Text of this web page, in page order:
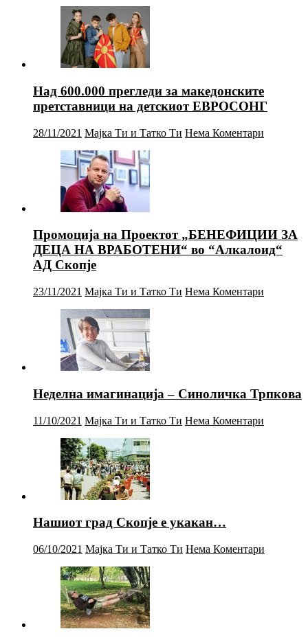
Над 600.000 прегледи за македонските
претставници на детскиот ЕВРОСОНГ
28/11/2021 Мајка Ти и Татко Ти Нема Коментари
Промоција на Проектот „БЕНЕФИЦИИ ЗА
ДЕЦА НА ВРАБОТЕНИ“ во “Алкалоид“
АД Скопје
23/11/2021 Мајка Ти и Татко Ти Нема Коментари
Неделна имагинација – Синоличка Трпкова
11/10/2021 Мајка Ти и Татко Ти Нема Коментари
Нашиот град Скопје е укакан…
06/10/2021 Мајка Ти и Татко Ти Нема Коментари